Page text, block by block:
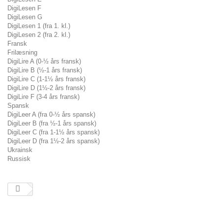
DigiLesen F
DigiLesen G
DigiLesen 1 (fra 1. kl.)
DigiLesen 2 (fra 2. kl.)
Fransk
Frilæsning
DigiLire A (0-½ års fransk)
DigiLire B (½-1 års fransk)
DigiLire C (1-1½ års fransk)
DigiLire D (1½-2 års fransk)
DigiLire F (3-4 års fransk)
Spansk
DigiLeer A (fra 0-½ års spansk)
DigiLeer B (fra ½-1 års spansk)
DigiLeer C (fra 1-1½ års spansk)
DigiLeer D (fra 1½-2 års spansk)
Ukrainsk
Russisk